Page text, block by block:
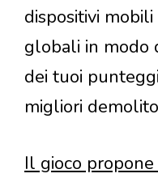
dispositivi
globali in modo
dei tuoi
migliori
Il gioco